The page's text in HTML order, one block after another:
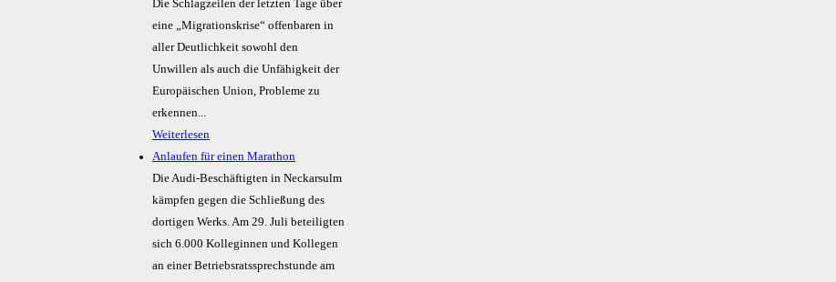
Die Schlagzeilen der letzten Tage über
eine „Migrationskrise“ offenbaren in
aller Deutlichkeit sowohl den
Unwillen als auch die Unfähigkeit der
Europäischen Union, Probleme zu
erkennen...
Weiterlesen
Anlaufen für einen Marathon
Die Audi-Beschäftigten in Neckarsulm
kämpfen gegen die Schließung des
dortigen Werks. Am 29. Juli beteiligten
sich 6.000 Kolleginnen und Kollegen
an einer Betriebsratssprechstunde am